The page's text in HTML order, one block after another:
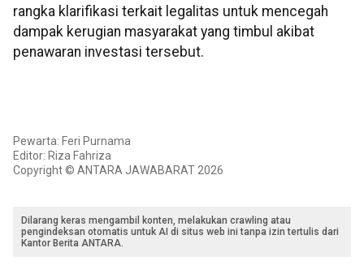
rangka klarifikasi terkait legalitas untuk mencegah
dampak kerugian masyarakat yang timbul akibat
penawaran investasi tersebut.
Pewarta: Feri Purnama
Editor: Riza Fahriza
Copyright © ANTARA JAWABARAT 2026
Dilarang keras mengambil konten, melakukan crawling atau
pengindeksan otomatis untuk AI di situs web ini tanpa izin tertulis dari
Kantor Berita ANTARA.